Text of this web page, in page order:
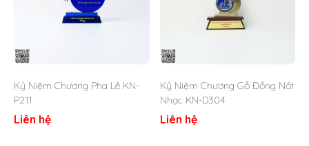
Kỷ Niệm Chương Pha Lê KN-
P211
Liên hệ
Kỷ Niệm Chương Gỗ Đồng Nốt
Nhạc KN-D304
Liên hệ